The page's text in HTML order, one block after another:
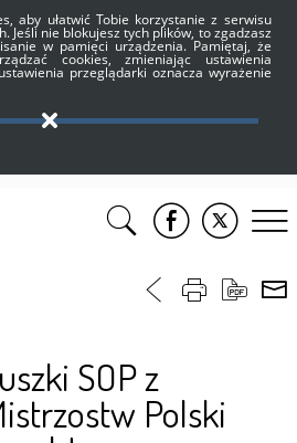
aby ułatwić Tobie korzystanie z serwisu
Jeśli nie blokujesz tych plików, to zgadzasz
w pamięci urządzenia. Pamiętaj, że
cookies, zmieniając ustawienia
przeglądarki oznacza wyrażenie
SOP z
Polski